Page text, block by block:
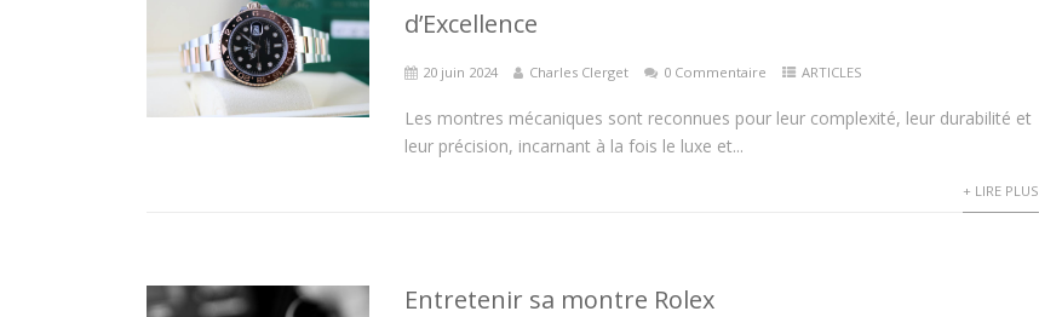
d’Excellence
20 juin 2024 Charles Clerget 0 Commentaire ARTICLES
Les montres mécaniques sont reconnues pour leur complexité, leur durabilité et
leur précision, incarnant à la fois le luxe et...
+ LIRE PLUS
Entretenir sa montre Rolex